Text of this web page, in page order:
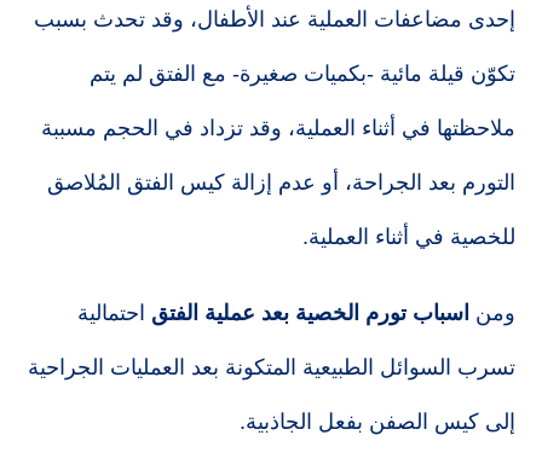
إحدى مضاعفات العملية عند الأطفال، وقد تحدث بسبب
تكوّن قيلة مائية -بكميات صغيرة- مع الفتق لم يتم
ملاحظتها في أثناء العملية، وقد تزداد في الحجم مسببة
التورم بعد الجراحة، أو عدم إزالة كيس الفتق المُلاصق
للخصية في أثناء العملية.
ومن اسباب تورم الخصية بعد عملية الفتق احتمالية
تسرب السوائل الطبيعية المتكونة بعد العمليات الجراحية
إلى كيس الصفن بفعل الجاذبية.